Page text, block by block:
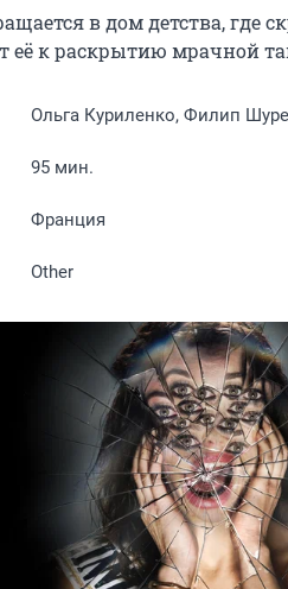
в дом детства,
её к раскрытию мрачной
Ольга Куриленко, Филип
95 мин.
Франция
Other